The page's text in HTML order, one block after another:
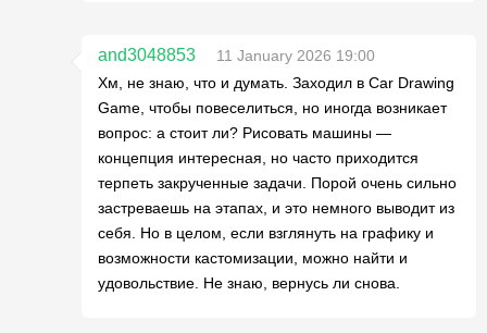
and3048853
11 January 2026 19:00
Хм, не знаю, что и думать. Заходил в Car Drawing
Game, чтобы повеселиться, но иногда возникает
вопрос: а стоит ли? Рисовать машины —
концепция интересная, но часто приходится
терпеть закрученные задачи. Порой очень сильно
застреваешь на этапах, и это немного выводит из
себя. Но в целом, если взглянуть на графику и
возможности кастомизации, можно найти и
удовольствие. Не знаю, вернусь ли снова.